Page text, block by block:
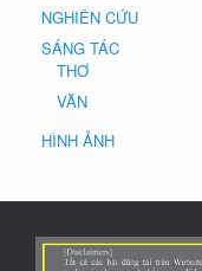
NGHIÊN CỨU
SÁNG TÁC
THƠ
VĂN
HÌNH ẢNH